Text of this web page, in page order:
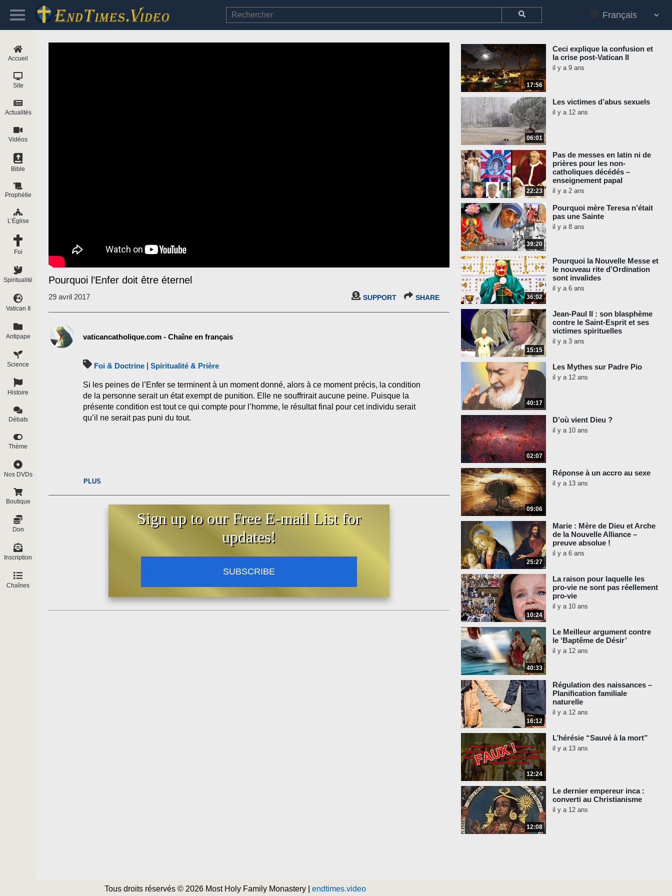
Pourquoi l’Enfer doit être éternel
29 avril 2017 SUPPORT SHARE
vaticancatholique.com - Chaîne en français
Foi & Doctrine Spiritualité & Prière
Si les peines de l’Enfer se terminent à un moment donné, alors à ce moment précis, la condition
de la personne serait un état exempt de punition. Elle ne souffrirait aucune peine. Puisque la
présente condition est tout ce qui compte pour l’homme, le résultat final pour cet individu serait
qu’il ne serait pas puni du tout.
PLUS
Sign up to our Free E-mail List for
updates!
SUBSCRIBE
17:56
Ceci explique la confusion et
la crise post-Vatican II
il y a 9 ans
06:01
Les victimes d’abus sexuels
il y a 12 ans
22:23
Pas de messes en latin ni de
prières pour les non-
catholiques décédés –
enseignement papal
il y a 2 ans
39:20
Pourquoi mère Teresa n’était
pas une Sainte
il y a 8 ans
36:02
Pourquoi la Nouvelle Messe et
le nouveau rite d’Ordination
sont invalides
il y a 6 ans
15:15
Jean-Paul II : son blasphème
contre le Saint-Esprit et ses
victimes spirituelles
il y a 3 ans
40:17
Les Mythes sur Padre Pio
il y a 12 ans
02:07
D’où vient Dieu ?
il y a 10 ans
09:06
Réponse à un accro au sexe
il y a 13 ans
25:27
Marie : Mère de Dieu et Arche
de la Nouvelle Alliance –
preuve absolue !
il y a 6 ans
10:24
La raison pour laquelle les
pro-vie ne sont pas réellement
pro-vie
il y a 10 ans
40:33
Le Meilleur argument contre
le ‘Baptême de Désir’
il y a 12 ans
16:12
Régulation des naissances –
Planification familiale
naturelle
il y a 12 ans
12:24
L’hérésie “Sauvé à la mort”
il y a 13 ans
12:08
Le dernier empereur inca :
converti au Christianisme
il y a 12 ans
Accueil
Site
Actualités
Vidéos
Bible
Prophétie
L’Église
Foi
Spiritualité
Vatican II
Antipape
Science
Histoire
Débats
Thème
Nos DVDs
Boutique
Don
Inscription
Chaînes
Tous droits réservés © 2026 Most Holy Family Monastery | endtimes.video